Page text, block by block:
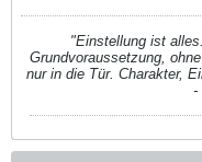
"Einstellung ist
Grundvoraussetzung,
nur in die Tür. Charakter,
-